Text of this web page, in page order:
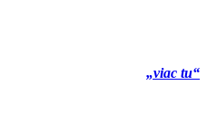
„viac tu“